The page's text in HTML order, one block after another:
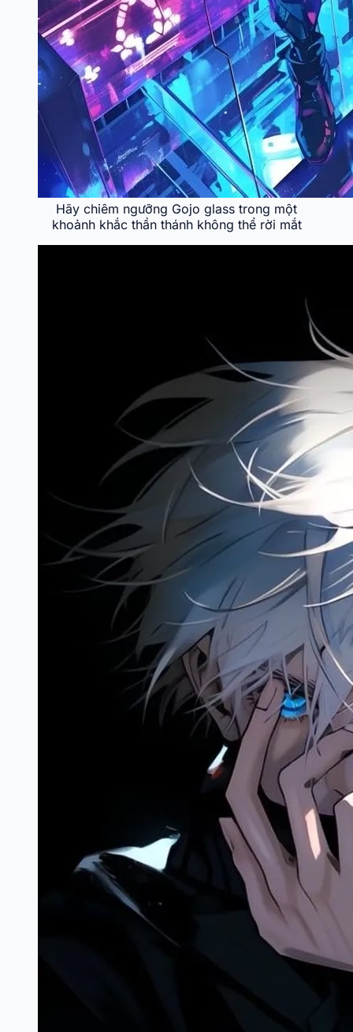
Hãy chiêm ngưỡng Gojo glass trong một
khoảnh khắc thần thánh không thể rời mắt